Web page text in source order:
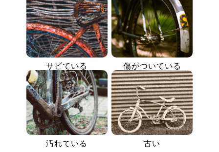
サビている 傷がついている
汚れている 古い